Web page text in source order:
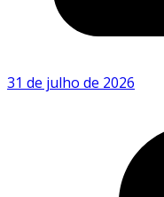
31 de julho de 2026